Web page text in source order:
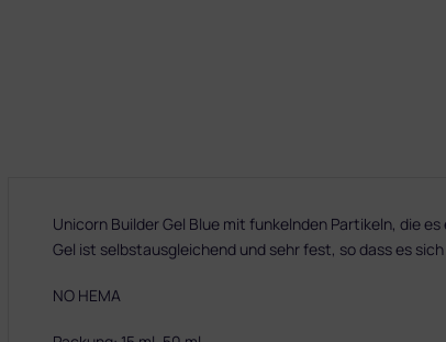
Unicorn Builder Gel Blue mit funkelnden Partikeln, die
Gel ist selbstausgleichend und sehr fest, so dass es
NO HEMA